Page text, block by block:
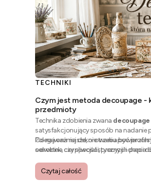
TECHNIKI
Czym jest metoda decoupage -
przedmioty
Technika zdobienia zwana decoupage
satysfakcjonujący sposób na nadanie
Polega ona na dekorowaniu
serwetek, czy specjalistycznych
Co najważniejsze, nie trzeba być
odrobina cierpliwości, precyzji i chęci
Czytaj całość